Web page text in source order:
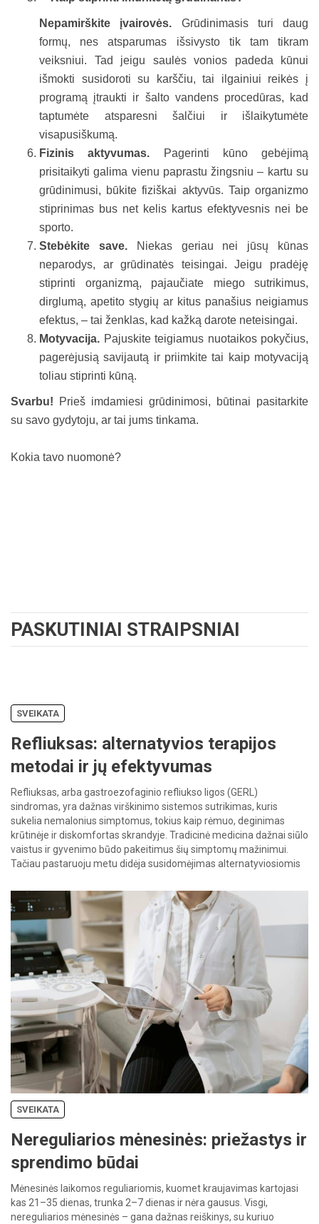
Nepamirškite įvairovės. Grūdinimasis turi daug
formų, nes atsparumas išsivysto tik tam tikram
veiksniui. Tad jeigu saulės vonios padeda kūnui
išmokti susidoroti su karščiu, tai ilgainiui reikės į
programą įtraukti ir šalto vandens procedūras, kad
taptumėte atsparesni šalčiui ir išlaikytumėte
visapusiškumą.
Fizinis aktyvumas. Pagerinti kūno gebėjimą
prisitaikyti galima vienu paprastu žingsniu – kartu su
grūdinimusi, būkite fiziškai aktyvūs. Taip organizmo
stiprinimas bus net kelis kartus efektyvesnis nei be
sporto.
Stebėkite save.
Niekas geriau nei jūsų kūnas
neparodys, ar grūdinatės teisingai. Jeigu pradėję
stiprinti organizmą, pajaučiate miego sutrikimus,
dirglumą, apetito stygių ar kitus panašius neigiamus
efektus, – tai ženklas, kad kažką darote neteisingai.
Motyvacija. Pajuskite teigiamus nuotaikos pokyčius,
pagerėjusią savijautą ir priimkite tai kaip motyvaciją
toliau stiprinti kūną.
Svarbu!
Prieš imdamiesi grūdinimosi, būtinai pasitarkite
su savo gydytoju, ar tai jums tinkama.
Kokia tavo nuomonė?
PASKUTINIAI STRAIPSNIAI
SVEIKATA
Refliuksas: alternatyvios terapijos
metodai ir jų efektyvumas
Refliuksas, arba gastroezofaginio refliukso ligos (GERL)
sindromas, yra dažnas virškinimo sistemos sutrikimas, kuris
sukelia nemalonius simptomus, tokius kaip rėmuo, deginimas
krūtinėje ir diskomfortas skrandyje. Tradicinė medicina dažnai siūlo
vaistus ir gyvenimo būdo pakeitimus šių simptomų mažinimui.
Tačiau pastaruoju metu didėja susidomėjimas alternatyviosiomis
ir kitus netradicinius gydymo metodus. […]
SVEIKATA
Nereguliarios mėnesinės: priežastys ir
sprendimo būdai
Mėnesinės laikomos reguliariomis, kuomet kraujavimas kartojasi
kas 21–35 dienas, trunka 2–7 dienas ir nėra gausus. Visgi,
nereguliarios mėnesinės – gana dažnas reiškinys, su kuriuo